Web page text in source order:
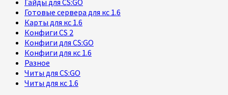
Готовые сервера для кс 1.6
Карты для кс 1.6
Конфиги CS 2
Конфиги для CS:GO
Конфиги для кс 1.6
Разное
Читы для CS:GO
Читы для кс 1.6